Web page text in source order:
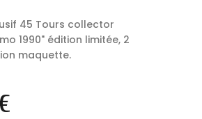
45 Tours collector
1990" édition limitée, 2
maquette.